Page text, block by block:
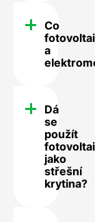
Co
a
Dá
se
použít
jako
střešní
krytina?